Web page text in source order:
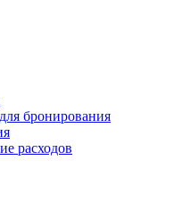
бронирования
расходов